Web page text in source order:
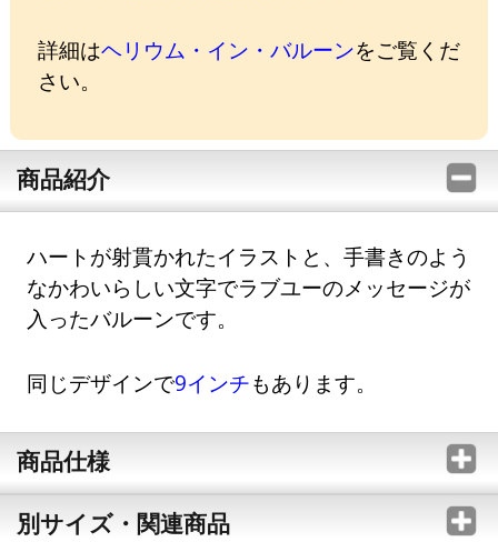
詳細はヘリウム・イン・バルーンをご覧くだ
さい。
商品紹介
ハートが射貫かれたイラストと、手書きのよう
なかわいらしい文字でラブユーのメッセージが
入ったバルーンです。
同じデザインで9インチもあります。
商品仕様
別サイズ・関連商品